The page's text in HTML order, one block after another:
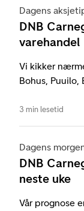
Dagens
DNB
varehandel
Vi kikker
Bohus, Puuilo,
3 min lesetid
Dagens
DNB
neste uke
Vår prognose